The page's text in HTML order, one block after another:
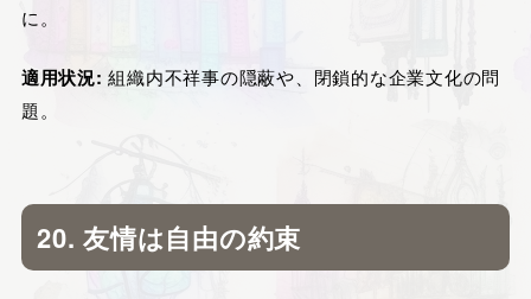
に。
適用状況: 組織内不祥事の隠蔽や、閉鎖的な企業文化の問
題。
20. 友情は自由の約束